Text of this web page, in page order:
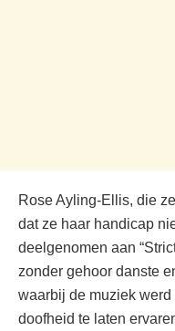
Rose Ayling-Ellis, die
dat ze haar handicap
deelgenomen aan
zonder gehoor danste
waarbij de muziek
doofheid te laten